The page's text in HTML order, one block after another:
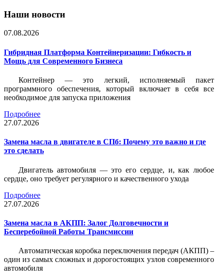
Наши новости
07.08.2026
Гибридная Платформа Контейнеризации: Гибкость и
Мощь для Современного Бизнеса
Контейнер — это легкий, исполняемый пакет
программного обеспечения, который включает в себя все
необходимое для запуска приложения
Подробнее
27.07.2026
Замена масла в двигателе в СПб: Почему это важно и где
это сделать
Двигатель автомобиля — это его сердце, и, как любое
сердце, оно требует регулярного и качественного ухода
Подробнее
27.07.2026
Замена масла в АКПП: Залог Долговечности и
Бесперебойной Работы Трансмиссии
Автоматическая коробка переключения передач (АКПП) –
один из самых сложных и дорогостоящих узлов современного
автомобиля